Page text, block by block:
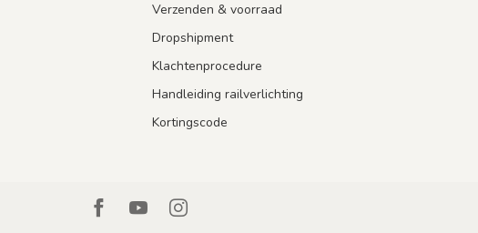
Verzenden & voorraad
Dropshipment
Klachtenprocedure
Handleiding railverlichting
Kortingscode